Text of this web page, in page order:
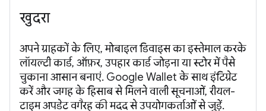
खुदरा
अपने ग्राहकों के लिए, मोबाइल डिवाइस का इस्तेमाल करके
लॉयल्टी कार्ड, ऑफ़र, उपहार कार्ड जोड़ना या स्टोर में पैसे
चुकाना आसान बनाएं. Google Wallet के साथ इंटिग्रेट
करें और जगह के हिसाब से मिलने वाली सूचनाओं, रीयल-
टाइम अपडेट वगैरह की मदद से उपयोगकर्ताओं से जुड़ें.